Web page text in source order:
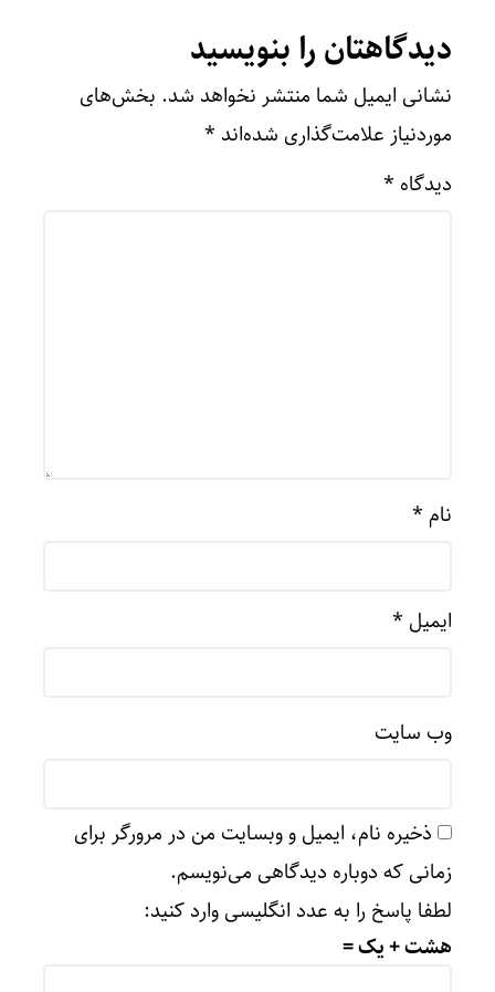
دیدگاهتان را بنویسید
نشانی ایمیل شما منتشر نخواهد شد. بخش‌های
موردنیاز علامت‌گذاری شده‌اند *
دیدگاه *
نام *
ایمیل *
وب‌ سایت
ذخیره نام، ایمیل و وبسایت من در مرورگر برای
زمانی که دوباره دیدگاهی می‌نویسم.
لطفا پاسخ را به عدد انگلیسی وارد کنید:
هشت + یک =